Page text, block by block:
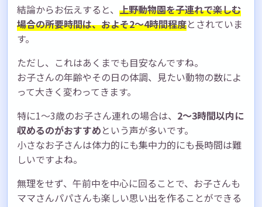
結論からお伝えすると、 上野動物園を子連れで楽しむ
場合の所要時間は、およそ2〜4時間程度とされていま
す。
ただし、これはあくまでも目安なんですね。
お子さんの年齢やその日の体調、見たい動物の数によ
って大きく変わってきます。
特に1〜3歳のお子さん連れの場合は、 2〜3時間以内に
収めるのがおすすめという声が多いです。
小さなお子さんは体力的にも集中力的にも長時間は難
しいですよね。
無理をせず、午前中を中心に回ることで、お子さんも
ママさんパパさんも楽しい思い出を作ることができる